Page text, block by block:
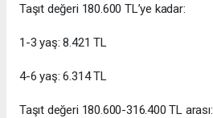
Taşıt değeri 180.600 TL’ye kadar:
1-3 yaş: 8.421 TL
4-6 yaş: 6.314 TL
Taşıt değeri 180.600-316.400 TL arası: